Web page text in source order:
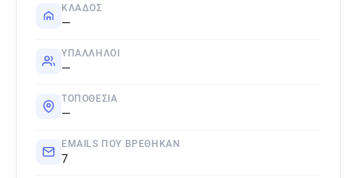
ΚΛΆΔΟΣ
—
ΥΠΆΛΛΗΛΟΙ
—
ΤΟΠΟΘΕΣΊΑ
—
EMAILS ΠΟΥ ΒΡΈΘΗΚΑΝ
7